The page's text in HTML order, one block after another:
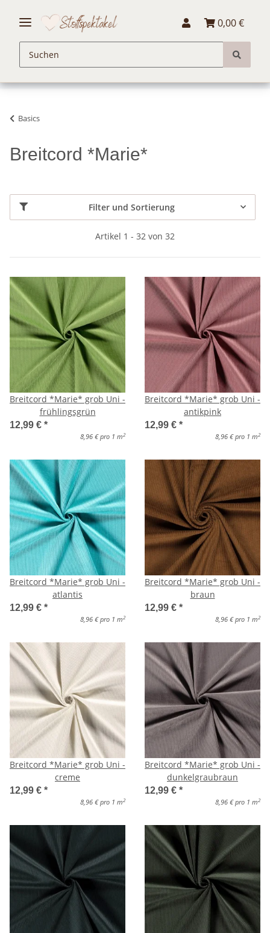
0,00 €
Basics
Breitcord *Marie*
Filter und Sortierung
Artikel 1 - 32 von 32
Breitcord *Marie* grob Uni -
frühlingsgrün
12,99 € *
8,96 € pro 1 m 2
Breitcord *Marie* grob Uni -
antikpink
12,99 € *
8,96 € pro 1 m 2
Breitcord *Marie* grob Uni -
atlantis
12,99 € *
8,96 € pro 1 m 2
Breitcord *Marie* grob Uni -
braun
12,99 € *
8,96 € pro 1 m 2
Breitcord *Marie* grob Uni -
creme
12,99 € *
8,96 € pro 1 m 2
Breitcord *Marie* grob Uni -
dunkelgraubraun
12,99 € *
8,96 € pro 1 m 2